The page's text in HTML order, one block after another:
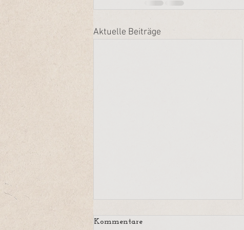
Aktuelle Beiträge
Geeint und makellos
Kommentare